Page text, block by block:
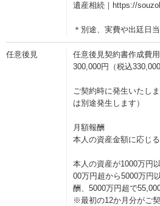
遺産相続｜https://
＊別途、実費や出廷日
任意後見
任意後見契約書作成費用
300,000円（税込330,000
ご契約時に発生いたし
は別途発生します）
月額報酬
本人の資産金額に応じる
本人の資産が1000万円
00万円超から5000万円
酬、5000万円超で
※最初の12か月分がご